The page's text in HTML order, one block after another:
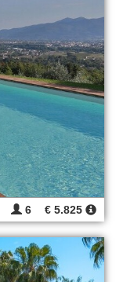
6 € 5.825